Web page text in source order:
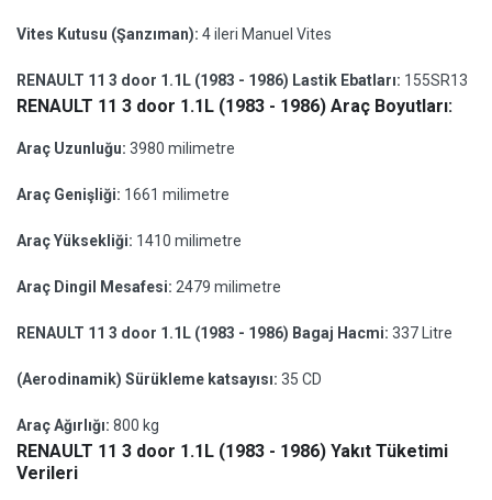
Vites Kutusu (Şanzıman): 4 ileri Manuel Vites
RENAULT 11 3 door 1.1L (1983 - 1986) Lastik Ebatları: 155SR13
RENAULT 11 3 door 1.1L (1983 - 1986) Araç Boyutları:
Araç Uzunluğu: 3980 milimetre
Araç Genişliği: 1661 milimetre
Araç Yüksekliği: 1410 milimetre
Araç Dingil Mesafesi: 2479 milimetre
RENAULT 11 3 door 1.1L (1983 - 1986) Bagaj Hacmi: 337 Litre
(Aerodinamik) Sürükleme katsayısı: 35 CD
Araç Ağırlığı: 800 kg
RENAULT 11 3 door 1.1L (1983 - 1986) Yakıt Tüketimi
Verileri